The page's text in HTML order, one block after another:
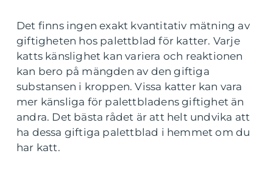
Det finns ingen exakt kvantitativ mätning av
giftigheten hos palettblad för katter. Varje
katts känslighet kan variera och reaktionen
kan bero på mängden av den giftiga
substansen i kroppen. Vissa katter kan vara
mer känsliga för palettbladens giftighet än
andra. Det bästa rådet är att helt undvika att
ha dessa giftiga palettblad i hemmet om du
har katt.